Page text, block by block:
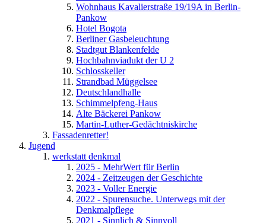
Wohnhaus Kavalierstraße 19/19A in Berlin-
Pankow
Hotel Bogota
Berliner Gasbeleuchtung
Stadtgut Blankenfelde
Hochbahnviadukt der U 2
Schlosskeller
Strandbad Müggelsee
Deutschlandhalle
Schimmelpfeng-Haus
Alte Bäckerei Pankow
Martin-Luther-Gedächtniskirche
Fassadenretter!
Jugend
werkstatt denkmal
2025 - MehrWert für Berlin
2024 - Zeitzeugen der Geschichte
2023 - Voller Energie
2022 - Spurensuche. Unterwegs mit der
Denkmalpflege
2021 - Sinnlich & Sinnvoll